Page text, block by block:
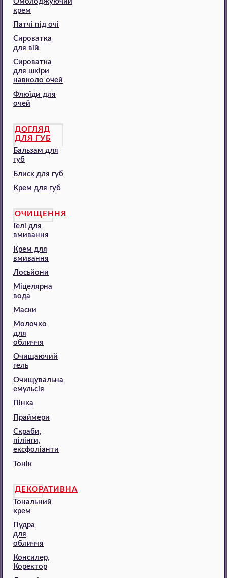
крем
Патчі під очі
Сироватка
для вій
Сироватка
для шкіри
навколо очей
Флюїди для
очей
ДОГЛЯД
ДЛЯ ГУБ
Бальзам для
губ
Блиск для губ
Крем для губ
ОЧИЩЕННЯ
Гелі для
вмивання
Крем для
вмивання
Лосьйони
Міцелярна
вода
Маски
Молочко
для
обличчя
Очищаючий
гель
Очищувальна
емульсія
Пінка
Праймери
Скраби,
пілінги,
ексфоліанти
Тонік
ДЕКОРАТИВНА
Тональний
крем
Пудра
для
обличчя
Консилер,
Коректор